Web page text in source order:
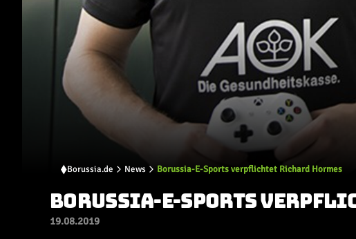
Borussia.de News Borussia-E-Sports verpflichtet Richard Hormes
BORUSSIA-E-SPORTS
19.08.2019